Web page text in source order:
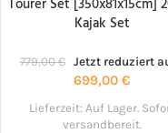
Tourer Set [350x81x15cm]
Kajak Set
779,00€ Jetzt reduziert
699,00€
Lieferzeit: Auf Lager.
versandbereit.